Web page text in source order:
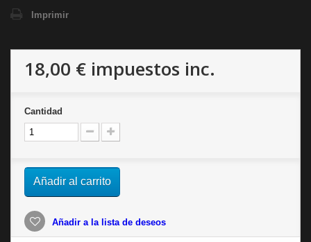
Imprimir
18,00 € impuestos inc.
Cantidad
Añadir al carrito
Añadir a la lista de deseos